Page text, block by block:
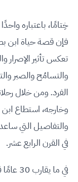
خِتامًا، باعتباره
فإن قصة حياة ابن
تعكس تأثير الإصرار
والتسامُح والصبر
الفرد. ومن خلال
وخارجه، استطاع
والتفاصيل التي
في القرن الرابع عشر.
في ما